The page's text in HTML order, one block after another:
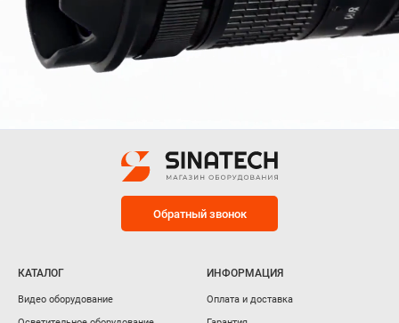
Обратный звонок
КАТАЛОГ
Видео оборудование
ИНФОРМАЦИЯ
Оплата и доставка